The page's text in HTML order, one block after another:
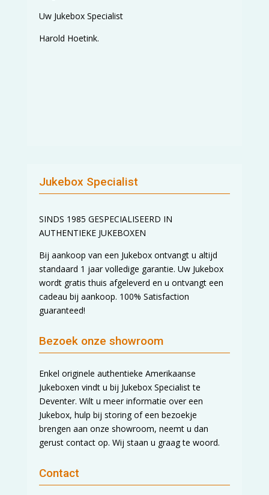
Uw Jukebox Specialist
Harold Hoetink.
Jukebox Specialist
SINDS 1985 GESPECIALISEERD IN
AUTHENTIEKE JUKEBOXEN
Bij aankoop van een Jukebox ontvangt u altijd
standaard 1 jaar volledige garantie. Uw Jukebox
wordt gratis thuis afgeleverd en u ontvangt een
cadeau bij aankoop. 100% Satisfaction
guaranteed!
Bezoek onze showroom
Enkel originele authentieke Amerikaanse
Jukeboxen vindt u bij Jukebox Specialist te
Deventer. Wilt u meer informatie over een
Jukebox, hulp bij storing of een bezoekje
brengen aan onze showroom, neemt u dan
gerust contact op. Wij staan u graag te woord.
Contact